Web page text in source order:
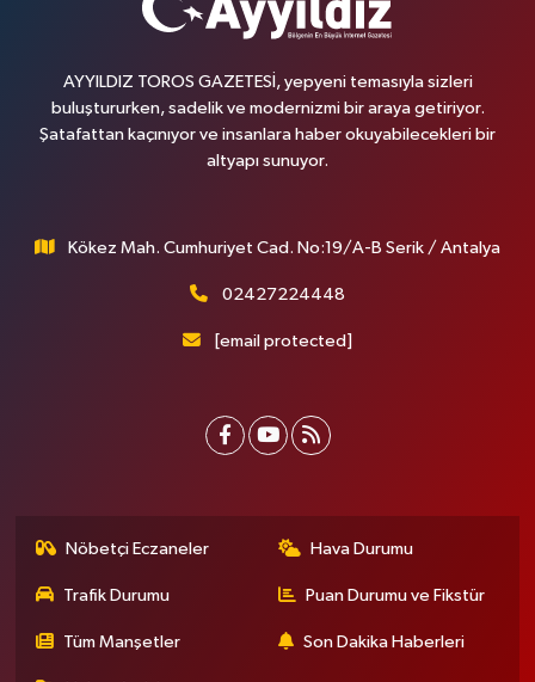
AYYILDIZ TOROS GAZETESİ, yepyeni temasıyla sizleri
buluştururken, sadelik ve modernizmi bir araya getiriyor.
Şatafattan kaçınıyor ve insanlara haber okuyabilecekleri bir
altyapı sunuyor.
Kökez Mah. Cumhuriyet Cad. No:19/A-B Serik / Antalya
02427224448
[email protected]
Nöbetçi Eczaneler Hava Durumu
Trafik Durumu Puan Durumu ve Fikstür
Tüm Manşetler Son Dakika Haberleri